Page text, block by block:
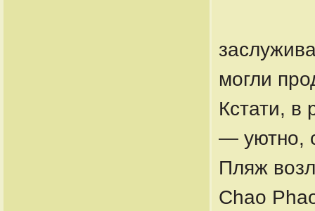
могли
Кстати, в
— уютно,
Пляж
Chao